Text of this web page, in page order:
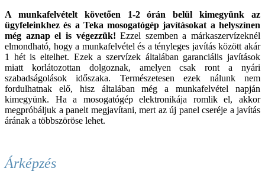
A munkafelvételt követően 1-2 órán belül kimegyünk az
ügyfeleinkhez és a Tekamosogatógép javításokat a helyszínen
még aznap el is végezzük! Ezzel szemben a márkaszervízeknél
elmondható, hogy a munkafelvétel és a tényleges javítás között akár
1 hét is eltelhet. Ezek a szervízek általában garanciális javítások
miatt korlátozottan dolgoznak, amelyen csak ront a nyári
szabadságolások időszaka. Természetesen ezek nálunk nem
fordulhatnak elő, hisz általában még a munkafelvétel napján
kimegyünk. Ha a mosogatógép elektronikája romlik el, akkor
megpróbáljuk a panelt megjavítani, mert az új panel cseréje a javítás
árának a többszöröse lehet.
Árképzés